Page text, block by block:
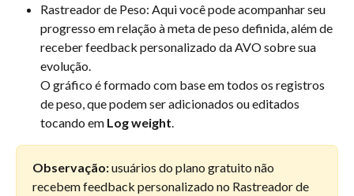
Rastreador de Peso: Aqui você pode acompanhar seu
progresso em relação à meta de peso definida, além de
receber feedback personalizado da AVO sobre sua
evolução.
O gráfico é formado com base em todos os registros
de peso, que podem ser adicionados ou editados
tocando em Log weight
Observação: usuários do plano gratuito não
recebem feedback personalizado no Rastreador de